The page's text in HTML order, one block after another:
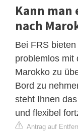
Kann man
nach
Bei FRS
problemlos mit
Marokko zu
Bord zu
steht Ihnen
und flexibel
Antrag auf